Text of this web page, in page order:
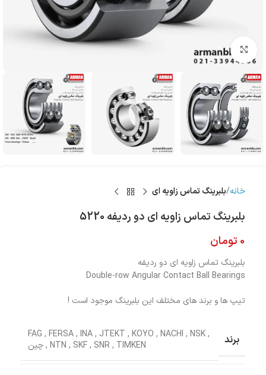
بزرگنمایی تصویر
خانه بلبرینگ تماس زاویه ای
بلبرینگ تماس زاویه ای دو ردیفه 5220
0 تومان
بلبرینگ تماس زاویه ای دو ردیفه
Double-row Angular Contact Ball Bearings
تیپ ها و برند های مختلف این بلبرینگ موجود است !
برند FAG , FERSA, INA, JTEKT , KOYO , NACHI , NSK,
NTN , SKF, SNR, TIMKEN
,چین